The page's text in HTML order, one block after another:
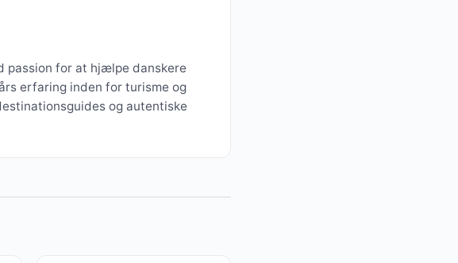
passion for at hjælpe danskere
erfaring inden for turisme og
og autentiske